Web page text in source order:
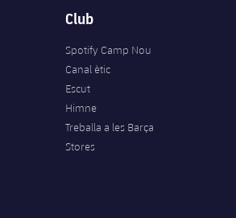
Club
Spotify Camp Nou
Canal ètic
Escut
Himne
Treballa a les Barça
Stores